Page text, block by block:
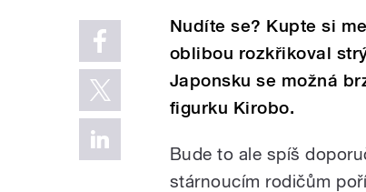
Nudíte se? Kupte si
oblibou rozkřikoval
Japonsku se možná
figurku Kirobo.
Bude to ale spíš
stárnoucím rodičům